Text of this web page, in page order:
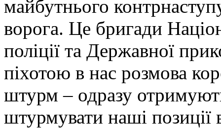
майбутнього
ворога. Це бригади
поліції та Державної
піхотою в нас розмова
штурм – одразу
штурмувати наші позиції